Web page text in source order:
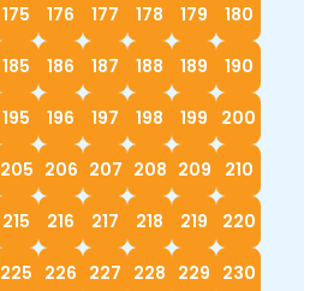
175 176 177 178 179 180
185 186 187 188 189 190
195 196 197 198 199 200
205 206 207 208 209 210
215 216 217 218 219 220
225 226 227 228 229 230